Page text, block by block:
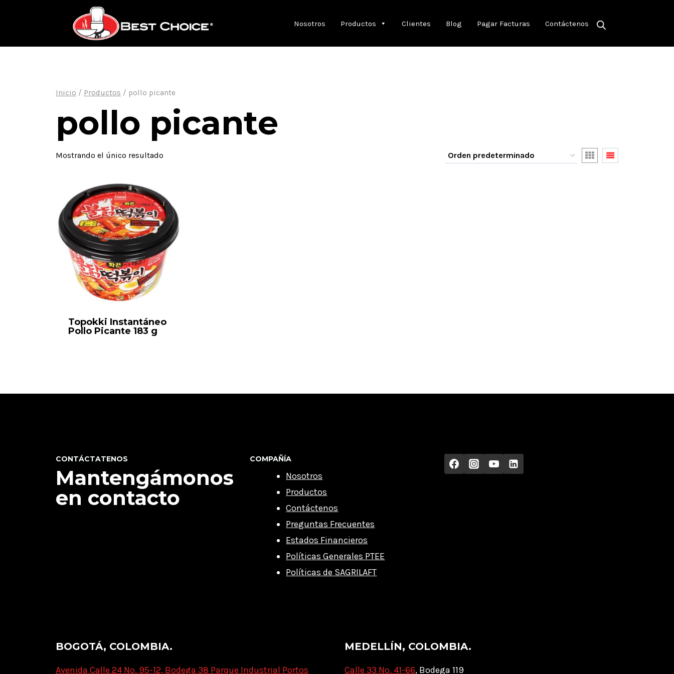
Nosotros Productos Clientes Blog Pagar Facturas Contáctenos
Inicio / Productos / pollo picante
pollo picante
Mostrando el único resultado
Topokki Instantáneo
Pollo Picante 183 g
CONTÁCTATENOS
Mantengámonos
en contacto
COMPAÑÍA
Nosotros
Productos
Contáctenos
Preguntas Frecuentes
Estados Financieros
Políticas Generales PTEE
Políticas de SAGRILAFT
BOGOTÁ, COLOMBIA.
Avenida Calle 24 No. 95-12, Bodega 38 Parque Industrial Portos
MEDELLÍN, COLOMBIA.
Calle 33 No. 41-66, Bodega 119